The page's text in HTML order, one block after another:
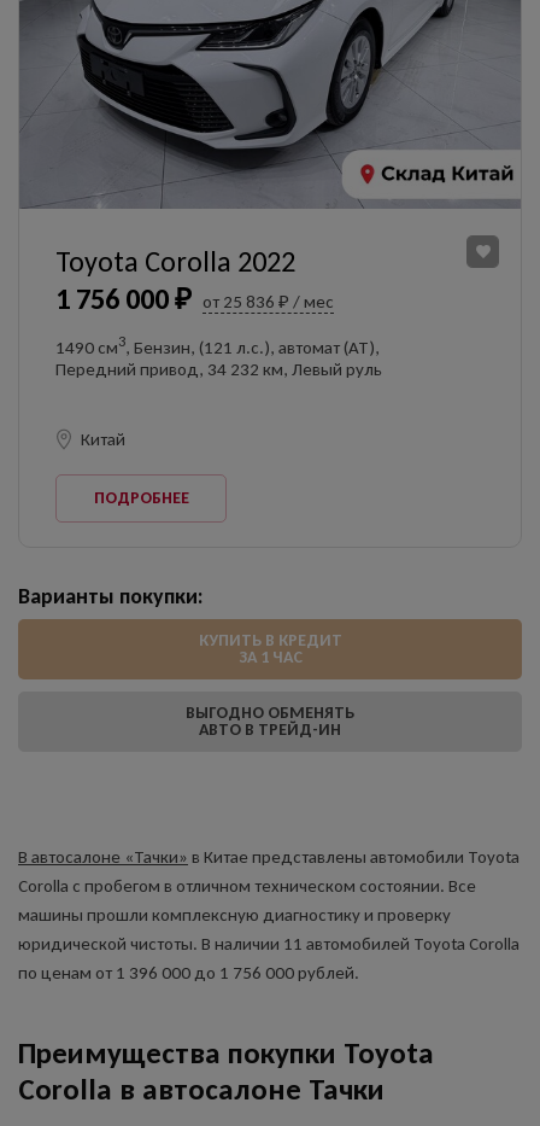
1 756 000 ₽ от 25 836 ₽ / мес
Toyota Corolla 2022
1490 см3, Бензин, (121 л.с.), автомат (AT),
Передний привод, 34 232 км, Левый руль
Китай
ПОДРОБНЕЕ
Варианты покупки:
КУПИТЬ В КРЕДИТ
ЗА 1 ЧАС
ВЫГОДНО ОБМЕНЯТЬ
АВТО В ТРЕЙД-ИН
В автосалоне «Тачки» в Китае представлены автомобили Toyota
Corolla с пробегом в отличном техническом состоянии. Все
машины прошли комплексную диагностику и проверку
юридической чистоты. В наличии 11 автомобилей Toyota Corolla
по ценам от 1 396 000 до 1 756 000 рублей.
Преимущества покупки Toyota
Corolla в автосалоне Тачки